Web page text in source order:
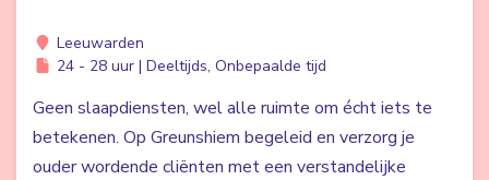
Leeuwarden
24 - 28 uur | Deeltijds, Onbepaalde tijd
Geen slaapdiensten, wel alle ruimte om écht iets te
betekenen. Op Greunshiem begeleid en verzorg je
ouder wordende cliënten met een verstandelijke